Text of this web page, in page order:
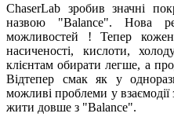
ChaserLab зробив значні
назвою "Balance". Нова
можливостей ! Тепер
насиченості, кислоти,
клієнтам обирати легше, а
Відтепер смак як у
можливі проблеми у
жити довше з "Balance".